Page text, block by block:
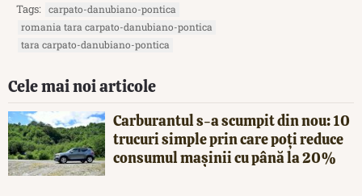
Tags: carpato-danubiano-pontica
romania tara carpato-danubiano-pontica
tara carpato-danubiano-pontica
Cele mai noi articole
Carburantul s-a scumpit din nou: 10
trucuri simple prin care poți reduce
consumul mașinii cu până la 20%